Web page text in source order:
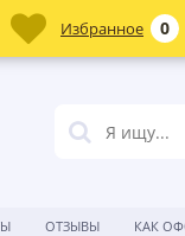
ОТЗЫВЫ КАК
Избранное 0